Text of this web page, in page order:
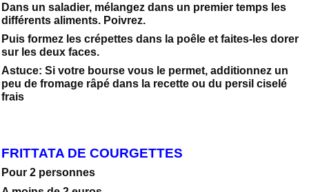
Dans un saladier, mélangez dans un premier temps les
différents aliments. Poivrez.
Puis formez les crépettes dans la poêle et faites-les dorer
sur les deux faces.
Astuce: Si votre bourse vous le permet, additionnez un
peu de fromage râpé dans la recette ou du persil ciselé
frais
FRITTATA DE COURGETTES
Pour 2 personnes